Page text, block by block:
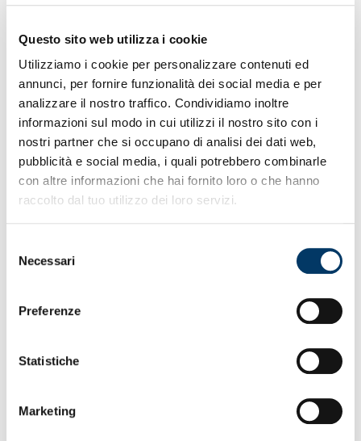
Questo sito web utilizza i cookie
Utilizziamo i cookie per personalizzare contenuti ed
annunci, per fornire funzionalità dei social media e per
analizzare il nostro traffico. Condividiamo inoltre
informazioni sul modo in cui utilizzi il nostro sito con i
nostri partner che si occupano di analisi dei dati web,
pubblicità e social media, i quali potrebbero combinarle
con altre informazioni che hai fornito loro o che hanno
raccolto dal tuo utilizzo dei loro servizi.
delNecessari
Preferenze
Statistiche
Marketing
“Non vedo l’ora di arrivare allo stadio con la squadra. Ci
sono qualità nel gruppo e ho visto disponibilità negli
allenamenti. Il pubblico è un punto forte di una realtà come
il Genoa. Nuove energie dal recupero degli infortunati e
dall’acquisto di fiducia e consapevolezza. Il campionato è
lungo”.
nella clessidra. Poche ore e Patrick Vieira, alla 202ma
panchina nei 5 maggiori campionati europei, vivrà da
debutto, il benvenuto dei genoani e la carica di una
tifoseria così. Dopo la rifinitura di sabato, il trainer ha tirato